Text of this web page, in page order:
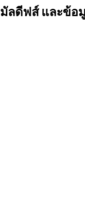
มัลดีฟส์ และข้